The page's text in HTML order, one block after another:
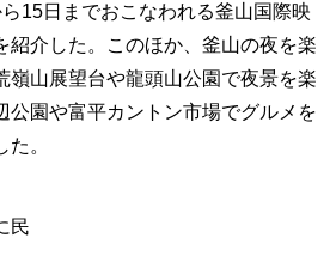
15日までおこなわれる釜山国際映
紹介した。このほか、釜山の夜を楽
嶺山展望台や龍頭山公園で夜景を楽
公園や富平カントン市場でグルメを
。
民